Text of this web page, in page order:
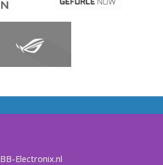
BB-Electronix.nl